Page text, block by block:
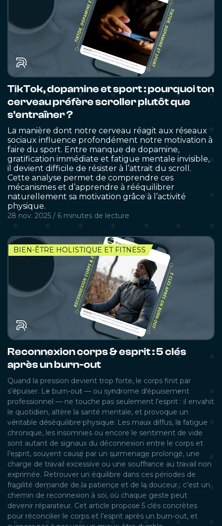
TikTok, dopamine et sport : pourquoi ton
cerveau préfère scroller plutôt que
s'entraîner ?
La manière dont notre cerveau réagit aux réseaux
sociaux influence profondément notre motivation à
faire du sport. Entre manque de dopamine,
gratification immédiate et fatigue mentale invisible,
il devient difficile de résister à l’attrait du scroll.
Cette analyse permet de comprendre ces
mécanismes et d’apprendre à rééquilibrer
naturellement sa motivation grâce à l’activité
physique.
28 nov. 2025 / 6 minutes de lecture
BIEN-ÊTRE HOLISTIQUE ET FITNESS
Reconnexion corps & esprit : 5 clés
après un burn-out
Quand la pression devient trop forte, le corps finit par
s’épuiser. Le burn-out — ou syndrome d’épuisement
professionnel — ne touche pas seulement l’esprit : il envahit
le quotidien, altère la santé mentale, et provoque un
véritable déséquilibre physique. Les maux diffus, la fatigue
chronique, les insomnies ou encore le sentiment de vide
sont autant de signaux du déconnexion entre le corps et
l’esprit, souvent causé par un surmenage prolongé, une
charge de travail excessive ou une souffrance au travail non
exprimée. Retrouver un équilibre dans ces périodes de
fragilité demande de la patience et de la douceur : c’est un
chemin de reconnexion à soi, où chaque geste peut
devenir réparateur. Cet article propose 5 clés concrètes
pour réconcilier le corps et l’esprit après un burn-out, et